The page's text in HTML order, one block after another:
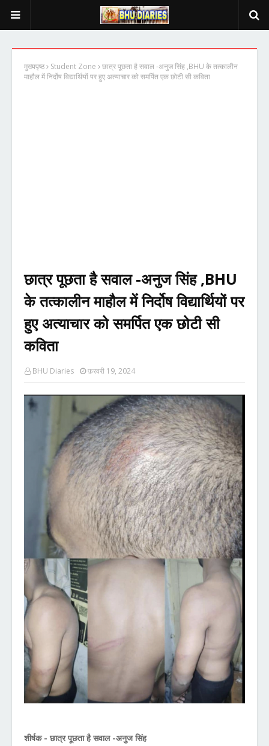
मुख्यपृष्ठ Student Zone
छात्र पूछता है सवाल -अनुज सिंह ,BHU के तत्कालीन
माहौल में निर्दोष विद्यार्थियों पर हुए अत्याचार को समर्पित एक छोटी सी कविता
छात्र पूछता है सवाल -अनुज सिंह ,BHU
के तत्कालीन माहौल में निर्दोष विद्यार्थियों पर
हुए अत्याचार को समर्पित एक छोटी सी
कविता
BHU Diaries फ़रवरी 19, 2024
शीर्षक - छात्र पूछता है सवाल -अनुज सिंह